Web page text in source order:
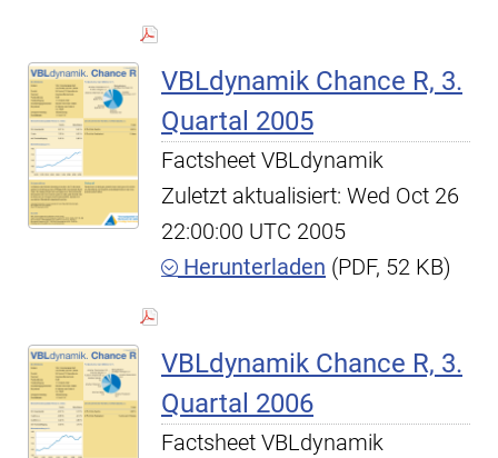
VBLdynamik Chance R, 3.
Quartal 2005
Factsheet VBLdynamik
Zuletzt aktualisiert: Wed Oct 26
22:00:00 UTC 2005
Herunterladen (PDF, 52 KB)
VBLdynamik Chance R, 3.
Quartal 2006
Factsheet VBLdynamik